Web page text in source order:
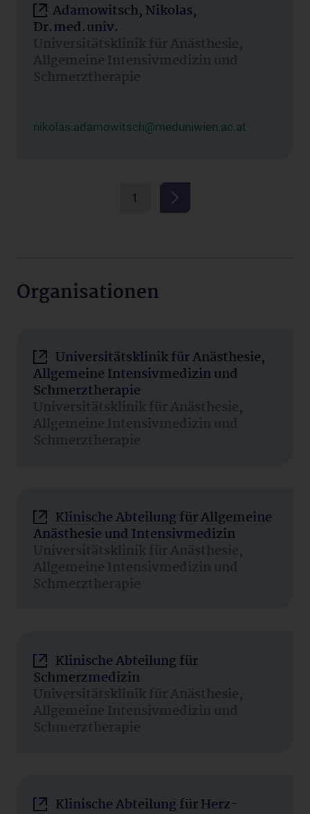
Adamowitsch, Nikolas,
Dr.med.univ.
Universitätsklinik für Anästhesie,
Allgemeine Intensivmedizin und
Schmerztherapie
nikolas.adamowitsch@meduniwien.ac.at
1
Organisationen
Universitätsklinik für Anästhesie,
Allgemeine Intensivmedizin und
Schmerztherapie
Universitätsklinik für Anästhesie,
Allgemeine Intensivmedizin und
Schmerztherapie
Klinische Abteilung für Allgemeine
Anästhesie und Intensivmedizin
Universitätsklinik für Anästhesie,
Allgemeine Intensivmedizin und
Schmerztherapie
Klinische Abteilung für
Schmerzmedizin
Universitätsklinik für Anästhesie,
Allgemeine Intensivmedizin und
Schmerztherapie
Klinische Abteilung für Herz-